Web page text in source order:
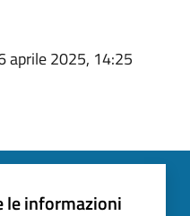
aprile 2025, 14:25
le informazioni